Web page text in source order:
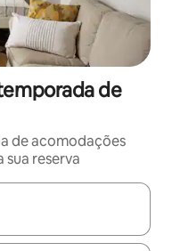
de
de acomodações
sua reserva
explore-os